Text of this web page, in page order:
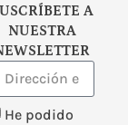
A
NUESTRA
He podido